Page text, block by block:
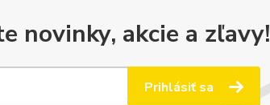
novinky, akcie a zľavy!
Prihlásiť sa